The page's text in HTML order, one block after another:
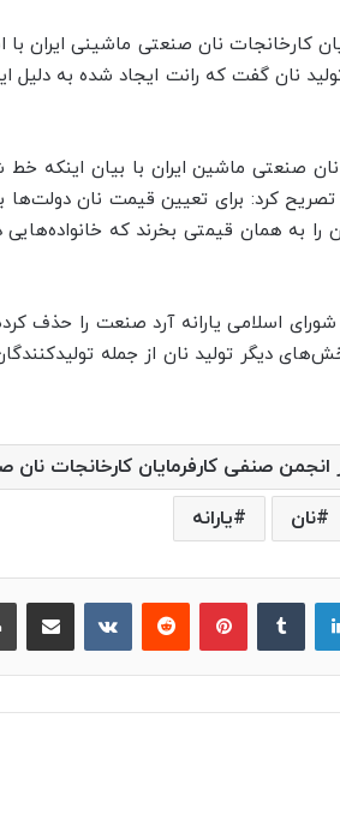
کارخانجات نان صنعتی ماشینی ایران با
نان گفت که رانت ایجاد شده به دلیل
صنعتی ماشین ایران با بیان اینکه
کرد: برای تعیین قیمت نان دولت‌ها
را به همان قیمتی بخرند که
اسلامی یارانه آرد صنعت را حذف
دیگر تولید نان از جمله
انجمن صنفی کارفرمایان کارخانجات نان
نان یارانه
لینکدین پینترست ‫رددیت